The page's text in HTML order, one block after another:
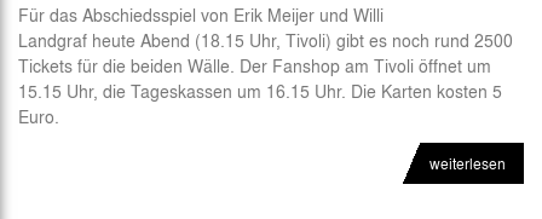
Für das Abschiedsspiel von Erik Meijer und Willi
Landgraf heute Abend (18.15 Uhr, Tivoli) gibt es noch rund 2500
Tickets für die beiden Wälle. Der Fanshop am Tivoli öffnet um
15.15 Uhr, die Tageskassen um 16.15 Uhr. Die Karten kosten 5
Euro.
weiterlesen